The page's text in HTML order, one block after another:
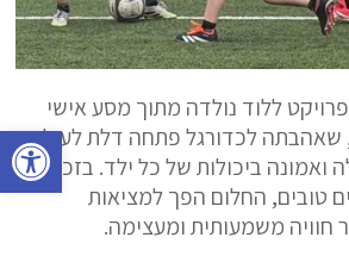
פתח סרגל נגישות
ללוד נולדה מתוך מסע אישי
שאהבתה לכדורגל פתחה דלת לעולם
ביכולות של כל ילד. בזכות
טובים, החלום הפך למציאות
חוויה משמעותית ומעצימה.